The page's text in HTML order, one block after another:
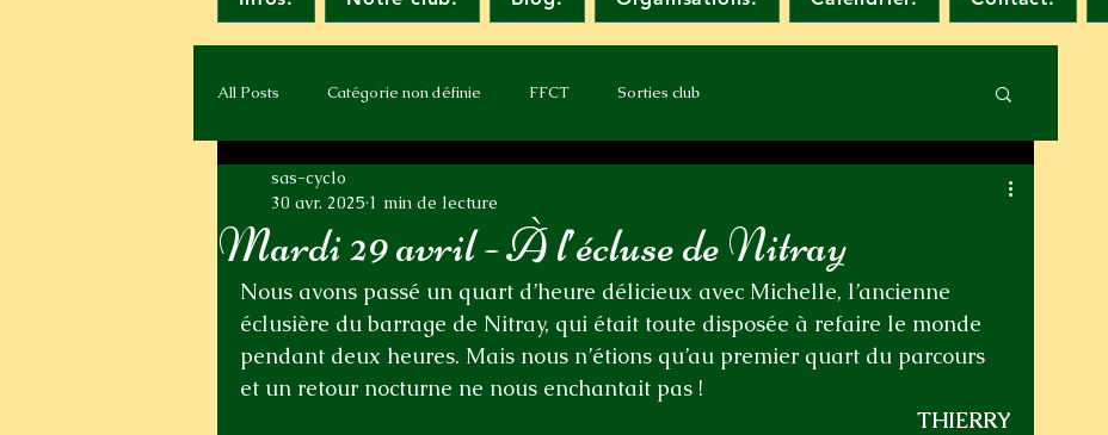
All Posts Catégorie non définie FFCT Sorties club
Mardi 29 avril - À l’écluse de Nitray
sas-cyclo
30 avr. 2025 1 min de lecture
Nous avons passé un quart d’heure délicieux avec Michelle, l’ancienne
éclusière du barrage de Nitray, qui était toute disposée à refaire le monde
pendant deux heures. Mais nous n’étions qu’au premier quart du parcours
et un retour nocturne ne nous enchantait pas !
THIERRY